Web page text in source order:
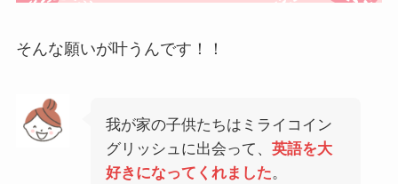
そんな願いが叶うんです！！
我が家の子供たちはミライコイン
グリッシュに出会って、 英語を大
好きになってくれました。